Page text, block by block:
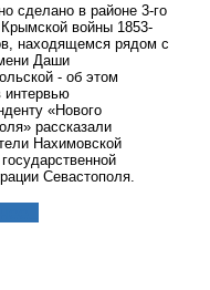
сделано в районе 3-го
войны 1853-
находящемся рядом с
Даши
- об этом
интервью
«Нового
рассказали
Нахимовской
Севастополя.